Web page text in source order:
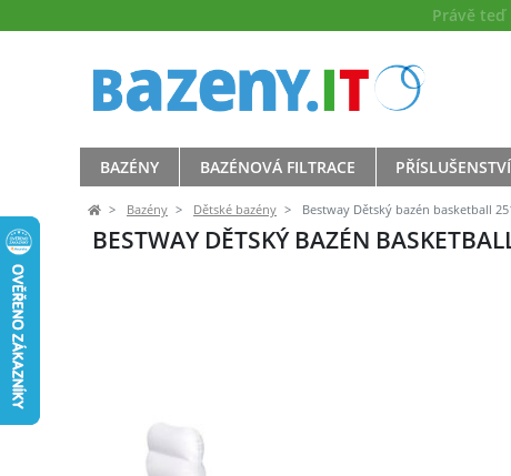
Právě teď
BAZÉNY BAZÉNOVÁ FILTRACE PŘÍSLUŠENSTVÍ
Bazény Dětské bazény Bestway Dětský bazén basketball
BESTWAY DĚTSKÝ BAZÉN